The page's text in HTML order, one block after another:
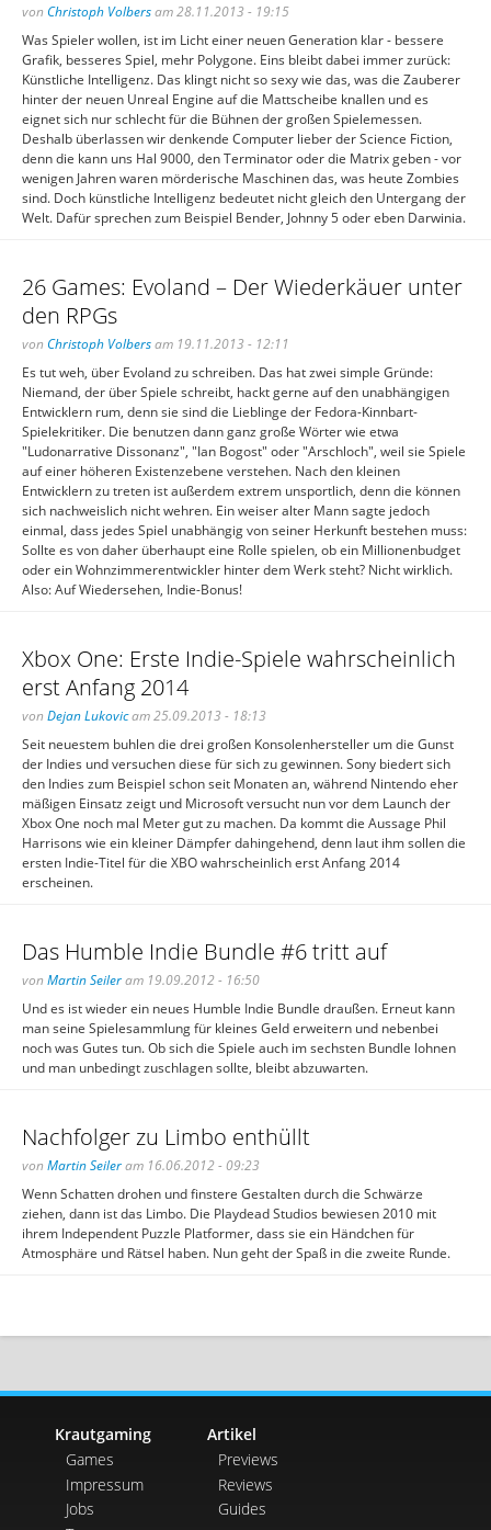
von Christoph Volbersam 28.11.2013 - 19:15
Was Spieler wollen, ist im Licht einer neuen Generation klar - bessere
Grafik, besseres Spiel, mehr Polygone. Eins bleibt dabei immer zurück:
Künstliche Intelligenz. Das klingt nicht so sexy wie das, was die Zauberer
hinter der neuen Unreal Engine auf die Mattscheibe knallen und es
eignet sich nur schlecht für die Bühnen der großen Spielemessen.
Deshalb überlassen wir denkende Computer lieber der Science Fiction,
denn die kann uns Hal 9000, den Terminator oder die Matrix geben - vor
wenigen Jahren waren mörderische Maschinen das, was heute Zombies
sind. Doch künstliche Intelligenz bedeutet nicht gleich den Untergang der
Welt. Dafür sprechen zum Beispiel Bender, Johnny 5 oder eben Darwinia.
26 Games: Evoland – Der Wiederkäuer unter
den RPGs
von Christoph Volbersam 19.11.2013 - 12:11
Es tut weh, über Evoland zu schreiben. Das hat zwei simple Gründe:
Niemand, der über Spiele schreibt, hackt gerne auf den unabhängigen
Entwicklern rum, denn sie sind die Lieblinge der Fedora-Kinnbart-
Spielekritiker. Die benutzen dann ganz große Wörter wie etwa
"Ludonarrative Dissonanz", "Ian Bogost" oder "Arschloch", weil sie Spiele
auf einer höheren Existenzebene verstehen. Nach den kleinen
Entwicklern zu treten ist außerdem extrem unsportlich, denn die können
sich nachweislich nicht wehren. Ein weiser alter Mann sagte jedoch
einmal, dass jedes Spiel unabhängig von seiner Herkunft bestehen muss:
Sollte es von daher überhaupt eine Rolle spielen, ob ein Millionenbudget
oder ein Wohnzimmerentwickler hinter dem Werk steht? Nicht wirklich.
Also: Auf Wiedersehen, Indie-Bonus!
Xbox One: Erste Indie-Spiele wahrscheinlich
erst Anfang 2014
von Dejan Lukovicam 25.09.2013 - 18:13
Seit neuestem buhlen die drei großen Konsolenhersteller um die Gunst
der Indies und versuchen diese für sich zu gewinnen. Sony biedert sich
den Indies zum Beispiel schon seit Monaten an, während Nintendo eher
mäßigen Einsatz zeigt und Microsoft versucht nun vor dem Launch der
Xbox One noch mal Meter gut zu machen. Da kommt die Aussage Phil
Harrisons wie ein kleiner Dämpfer dahingehend, denn laut ihm sollen die
ersten Indie-Titel für die XBO wahrscheinlich erst Anfang 2014
erscheinen.
Das Humble Indie Bundle #6 tritt auf
von Martin Seileram 19.09.2012 - 16:50
Und es ist wieder ein neues Humble Indie Bundle draußen. Erneut kann
man seine Spielesammlung für kleines Geld erweitern und nebenbei
noch was Gutes tun. Ob sich die Spiele auch im sechsten Bundle lohnen
und man unbedingt zuschlagen sollte, bleibt abzuwarten.
Nachfolger zu Limbo enthüllt
von Martin Seileram 16.06.2012 - 09:23
Wenn Schatten drohen und finstere Gestalten durch die Schwärze
ziehen, dann ist das Limbo. Die Playdead Studios bewiesen 2010 mit
ihrem Independent Puzzle Platformer, dass sie ein Händchen für
Atmosphäre und Rätsel haben. Nun geht der Spaß in die zweite Runde.
Krautgaming
Games
Impressum
Jobs
Artikel
Previews
Reviews
Guides